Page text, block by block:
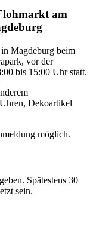
am
Magdeburg beim
vor der
bis 15:00 Uhr statt.
Dekoartikel
möglich.
Spätestens 30
sein.